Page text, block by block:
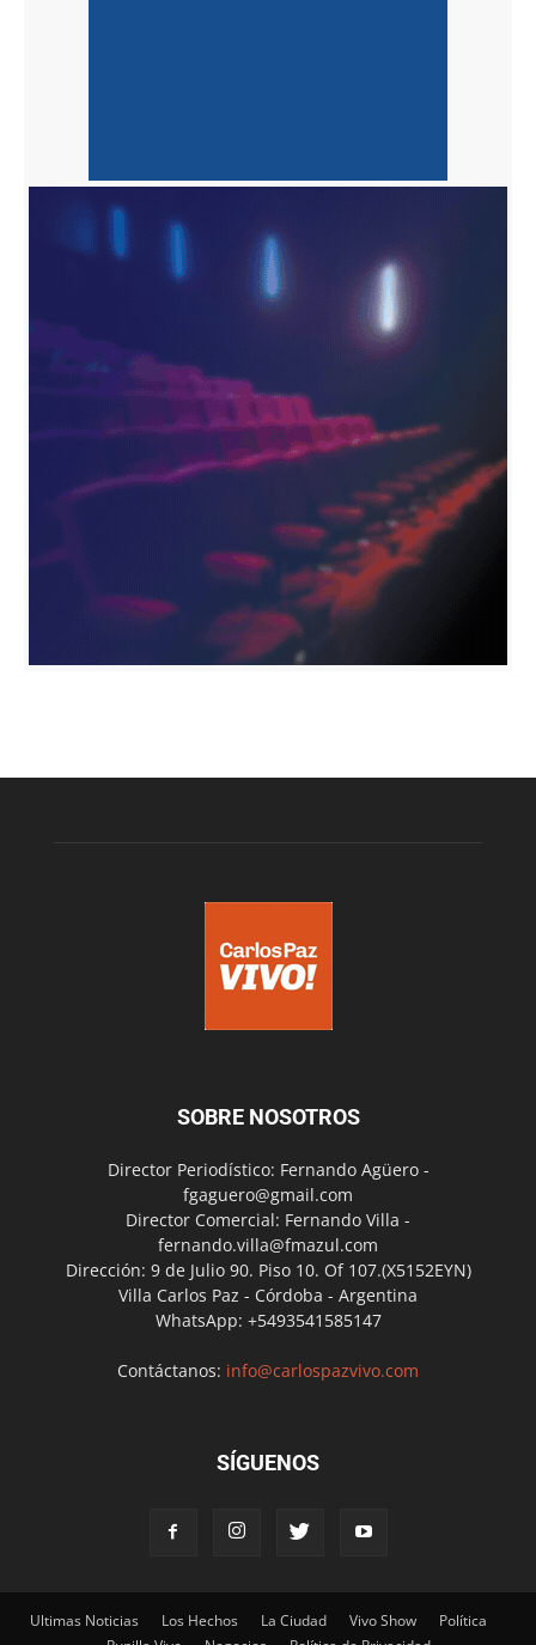
SOBRE NOSOTROS
Director Periodístico: Fernando Agüero -
fgaguero@gmail.com
Director Comercial: Fernando Villa -
fernando.villa@fmazul.com
Dirección: 9 de Julio 90. Piso 10. Of 107.(X5152EYN)
Villa Carlos Paz - Córdoba - Argentina
WhatsApp: +5493541585147
Contáctanos: info@carlospazvivo.com
SÍGUENOS
Ultimas Noticias Los Hechos La Ciudad Vivo Show
Política